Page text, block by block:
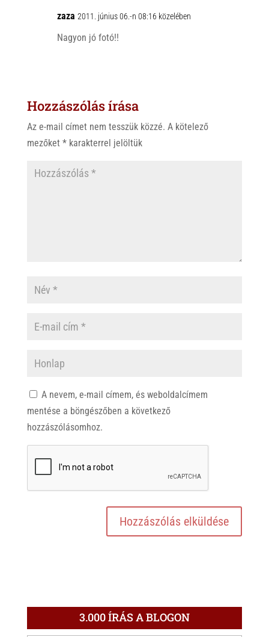
zaza 2011. június 06.-n 08:16 közelében
Nagyon jó fotó!!
Hozzászólás írása
Az e-mail címet nem tesszük közzé. A kötelező
mezőket *karakterrel jelöltük
A nevem, e-mail címem, és weboldalcímem
mentése a böngészőben a következő
hozzászólásomhoz.
3.000 ÍRÁS A BLOGON